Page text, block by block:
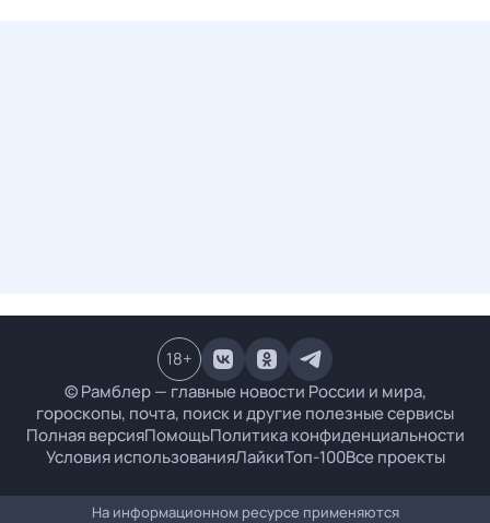
© Рамблер — главные новости России и мира,
гороскопы, почта, поиск и другие полезные сервисы
Полная версияПомощьПолитика конфиденциальности
Условия использованияЛайкиТоп-100Все проекты
18+
На информационном ресурсе применяются